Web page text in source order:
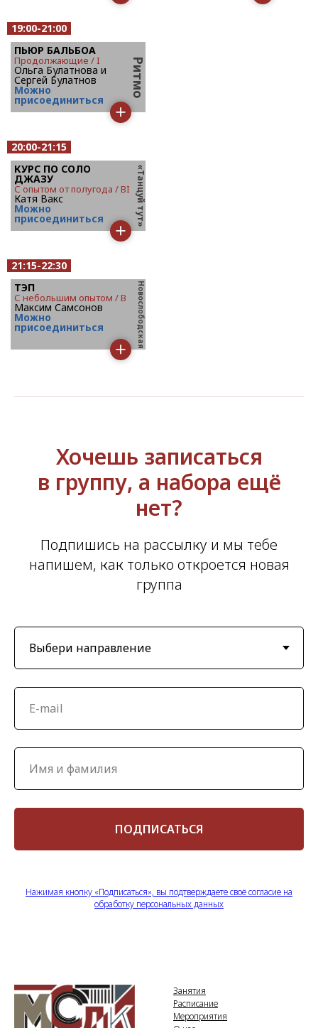
19:00-21:00
ПЬЮР БАЛЬБОА
продолжающие / I
Ольга Булатнова и
Сергей Булатнов
Mожно
присоединиться
20:00-21:15
КУРС ПО СОЛО
ДЖАЗУ
с опытом от полугода / BI
Катя Вакс
Mожно
присоединиться
21:15-22:30
ТЭП
с небольшим опытом / B
Максим Самсонов
Mожно
присоединиться
Хочешь записаться
в группу, а набора ещё
нет?
Подпишись на рассылку и мы тебе
напишем, как только откроется новая
группа
ПОДПИСАТЬСЯ
Нажимая кнопку «Подписаться», вы подтверждаете своё согласие на
обработку персональных данных
Занятия
Расписание
Мероприятия